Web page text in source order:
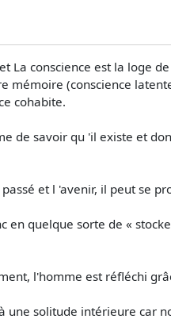
La conscience est la loge
mémoire (conscience
cohabite.
de savoir qu 'il existe et
et l 'avenir, il peut se
en quelque sorte de «
l'homme est réfléchi
une solitude intérieure car